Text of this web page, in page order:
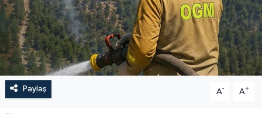
Paylaş A- A+
RESMİ İLAN